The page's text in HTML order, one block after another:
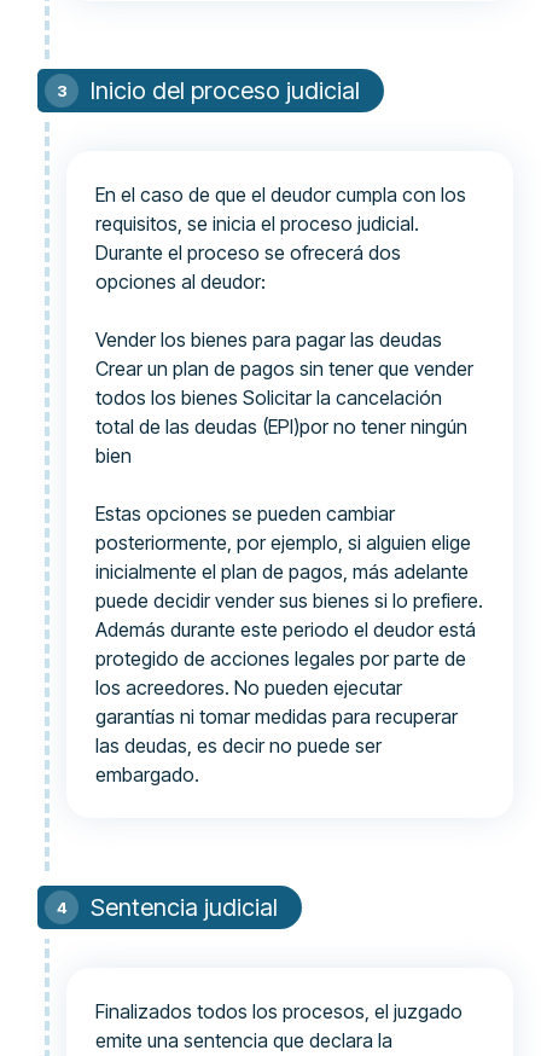
Inicio del proceso judicial
En el caso de que el deudor cumpla con los
requisitos, se inicia el proceso judicial.
Durante el proceso se ofrecerá dos
opciones al deudor:
Vender los bienes para pagar las deudas
Crear un plan de pagos sin tener que vender
todos los bienes Solicitar la cancelación
total de las deudas (EPI)por no tener ningún
bien
Estas opciones se pueden cambiar
posteriormente, por ejemplo, si alguien elige
inicialmente el plan de pagos, más adelante
puede decidir vender sus bienes si lo prefiere.
Además durante este periodo el deudor está
protegido de acciones legales por parte de
los acreedores. No pueden ejecutar
garantías ni tomar medidas para recuperar
las deudas, es decir no puede ser
embargado.
Sentencia judicial
Finalizados todos los procesos, el juzgado
emite una sentencia que declara la